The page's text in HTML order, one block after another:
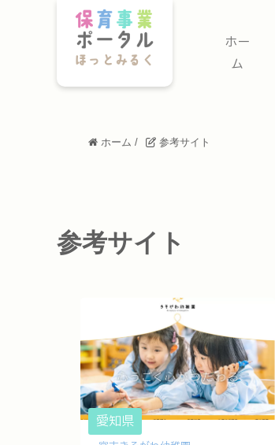
ホー
ム
ホーム / 参考サイト
参考サイト
愛知県